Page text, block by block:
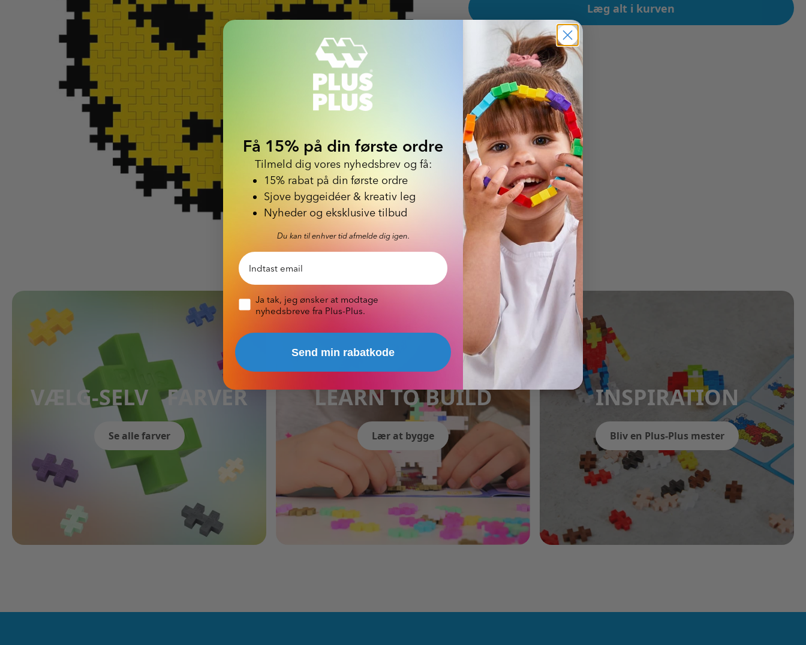
Læg alt i kurven
VÆLG-SELV FARVER
Se alle farver
LEARN TOBUILD
Lær at bygge
INSPIRATION
Bliv en Plus-Plus mester
Få 15% på din første ordre
Tilmeld dig vores nyhedsbrev og få:
15% rabat på din første ordre
Sjove byggeidéer & kreativ leg
Nyheder og eksklusive tilbud
Du kan til enhver tid afmelde dig igen.
Email
Pop-up nyhedsbrev
Ja tak, jeg ønsker at modtage
nyhedsbreve fra Plus-Plus.
Send min rabatkode